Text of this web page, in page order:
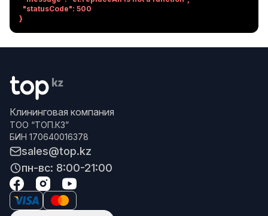
}
Клининговая компания
ТОО “ТОП.КЗ”
БИН 170640016378
sales@top.kz
пн-вс: 8:00-21:00